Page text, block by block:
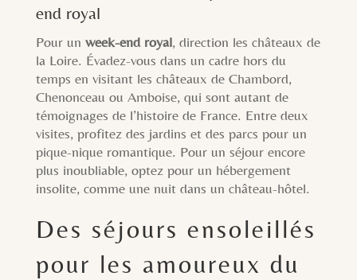
end royal
Pour un week-end royal, direction les châteaux de
la Loire. Évadez-vous dans un cadre hors du
temps en visitant les châteaux de Chambord,
Chenonceau ou Amboise, qui sont autant de
témoignages de l’histoire de France. Entre deux
visites, profitez des jardins et des parcs pour un
pique-nique romantique. Pour un séjour encore
plus inoubliable, optez pour un hébergement
insolite, comme une nuit dans un château-hôtel.
Des séjours ensoleillés
pour les amoureux du